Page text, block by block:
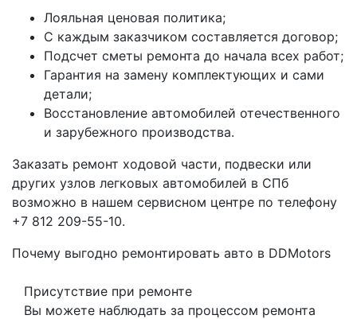
Лояльная ценовая политика;
С каждым заказчиком составляется договор;
Подсчет сметы ремонта до начала всех работ;
Гарантия на замену комплектующих и сами
детали;
Восстановление автомобилей отечественного
и зарубежного производства.
Заказать ремонт ходовой части, подвески или
других узлов легковых автомобилей в СПб
возможно в нашем сервисном центре по телефону
+7 812 209-55-10.
Почему выгодно ремонтировать авто в DDMotors
Присутствие при ремонте
Вы можете наблюдать за процессом ремонта